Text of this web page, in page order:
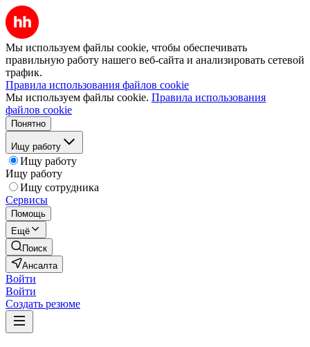
Мы используем файлы cookie, чтобы обеспечивать
правильную работу нашего веб-сайта и анализировать сетевой
трафик.
Правила использования файлов cookie
Мы используем файлы cookie. Правила использования
файлов cookie
Понятно
Ищу работу
Ищу работу
Ищу работу
Ищу сотрудника
Сервисы
Помощь
Ещё
Поиск
Ансалта
Войти
Войти
Создать резюме